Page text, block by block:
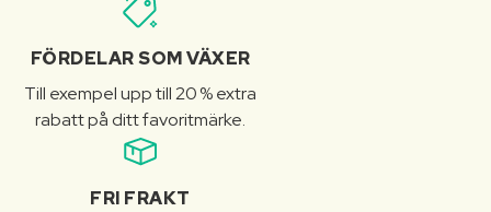
FÖRDELAR SOM VÄXER
Till exempel upp till 20 % extra
rabatt på ditt favoritmärke.
FRI FRAKT